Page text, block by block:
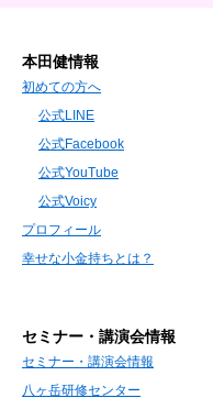
本田健情報
初めての方へ
公式LINE
公式Facebook
公式YouTube
公式Voicy
プロフィール
幸せな小金持ちとは？
セミナー・講演会情報
セミナー・講演会情報
八ヶ岳研修センター